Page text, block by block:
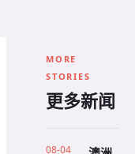
MORE
STORIES
更多新闻
08-04